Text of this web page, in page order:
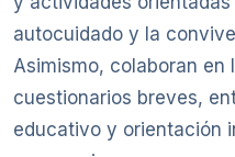
autocuidado y la
Asimismo, colaboran en
cuestionarios breves,
educativo y orientación